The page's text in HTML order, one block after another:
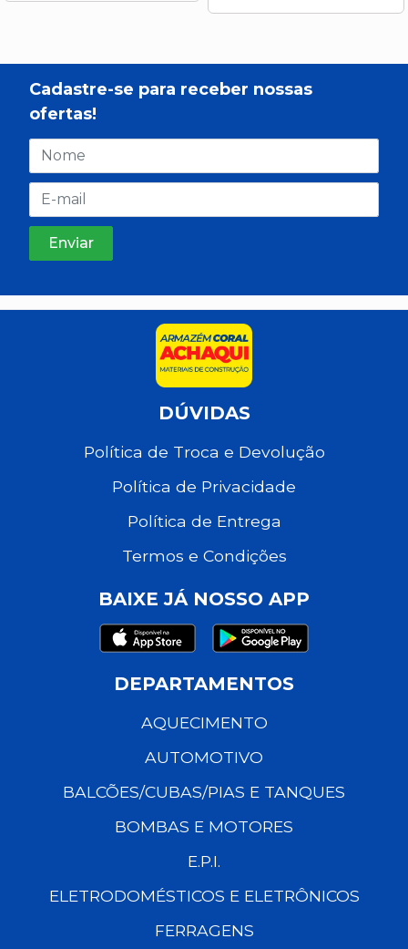
Cadastre-se para receber nossas
ofertas!
DÚVIDAS
Política de Troca e Devolução
Política de Privacidade
Política de Entrega
Termos e Condições
BAIXE JÁ NOSSO APP
DEPARTAMENTOS
AQUECIMENTO
AUTOMOTIVO
BALCÕES/CUBAS/PIAS E TANQUES
BOMBAS E MOTORES
E.P.I.
ELETRODOMÉSTICOS E ELETRÔNICOS
FERRAGENS